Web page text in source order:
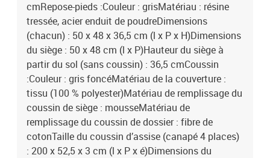
cmRepose-pieds :Couleur : grisMatériau : résine
tressée, acier enduit de poudreDimensions
(chacun) : 50 x 48 x 36,5 cm (l x P x H)Dimensions
du siège : 50 x 48 cm (l x P)Hauteur du siège à
partir du sol (sans coussin) : 36,5 cmCoussin
:Couleur : gris foncéMatériau de la couverture :
tissu (100 % polyester)Matériau de remplissage du
coussin de siège : mousseMatériau de
remplissage du coussin de dossier : fibre de
cotonTaille du coussin d’assise (canapé 4 places)
: 200 x 52,5 x 3 cm (l x P x é)Dimensions du